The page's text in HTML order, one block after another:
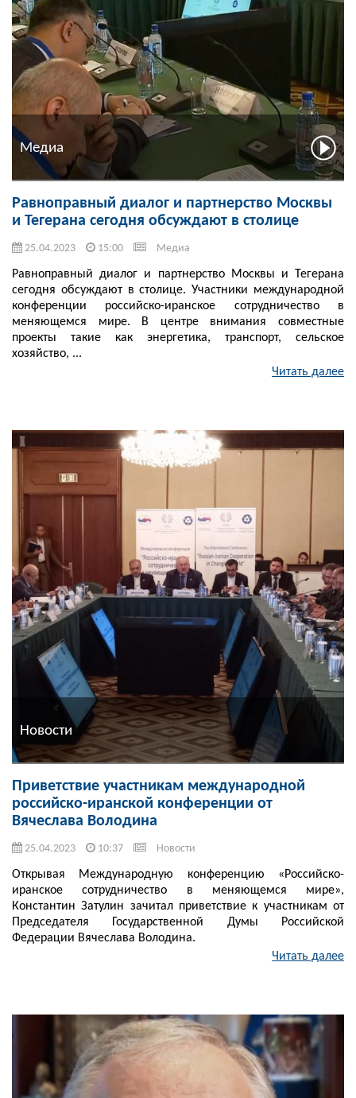
Медиа
Равноправный диалог и партнерство Москвы
и Тегерана сегодня обсуждают в столице
25.04.2023 15:00 Медиа
Равноправный диалог и партнерство Москвы и Тегерана
сегодня обсуждают в столице. Участники международной
конференции российско-иранское сотрудничество в
меняющемся мире. В центре внимания совместные
проекты такие как энергетика, транспорт, сельское
хозяйство, ...
Читать далее
Новости
Приветствие участникам международной
российско-иранской конференции от
Вячеслава Володина
25.04.2023 10:37 Новости
Открывая Международную конференцию «Российско-
иранское сотрудничество в меняющемся мире»,
Константин Затулин зачитал приветствие к участникам от
Председателя Государственной Думы Российской
Федерации Вячеслава Володина.
Читать далее